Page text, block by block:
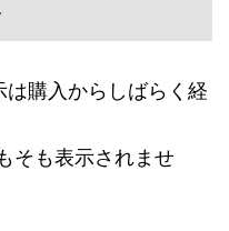
は購入からしばらく経
そも表示されませ